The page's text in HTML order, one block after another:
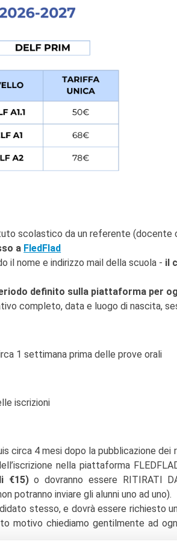
scolastico da un referente (docente
a FledFlad
il nome e indirizzo mail della scuola - il
definito sulla piattaforma per
completo, data e luogo di nascita,
1 settimana prima delle prove orali
iscrizioni
circa 4 mesi dopo la pubblicazione dei
nella piattaforma
€15)o dovranno essere RITIRATI
potranno inviare gli alunni uno ad uno).
stesso, e dovrà essere richiesto
motivo chiediamo gentilmente ad